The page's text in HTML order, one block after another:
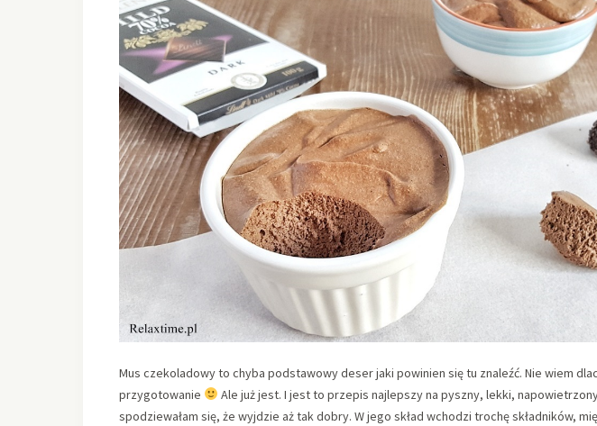
Mus czekoladowy to chyba podstawowy deser jaki powinien się tu znaleźć. Nie wiem
przygotowanie
Ale już jest. I jest to przepis najlepszy na pyszny, lekki,
spodziewałam się, że wyjdzie aż tak dobry. W jego skład wchodzi trochę składników,